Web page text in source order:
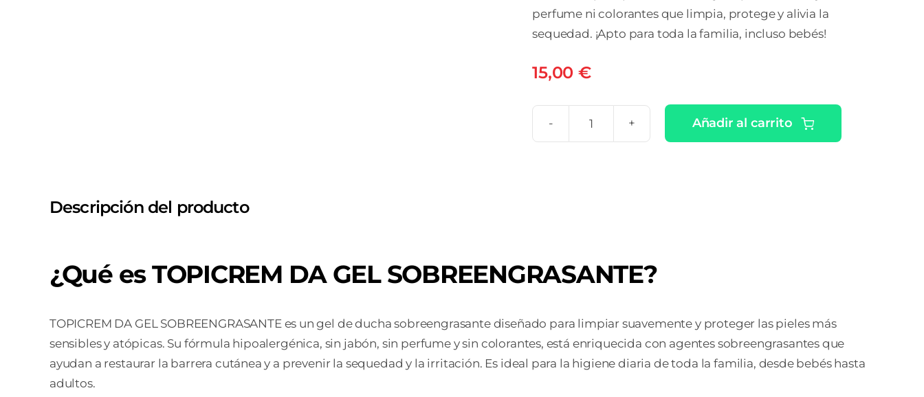
perfume ni colorantes que limpia, protege y alivia la
sequedad. ¡Apto para toda la familia, incluso bebés!
15,00 €
TOPICREM
ML
Añadir al carrito
Descripción del producto
¿Qué es TOPICREM DA GEL SOBREENGRASANTE?
TOPICREM DA GEL SOBREENGRASANTE es un gel de ducha sobreengrasante diseñado para limpiar suavemente y proteger las pieles más
sensibles y atópicas. Su fórmula hipoalergénica, sin jabón, sin perfume y sin colorantes, está enriquecida con agentes sobreengrasantes que
ayudan a restaurar la barrera cutánea y a prevenir la sequedad y la irritación. Es ideal para la higiene diaria de toda la familia, desde bebés hasta
adultos.